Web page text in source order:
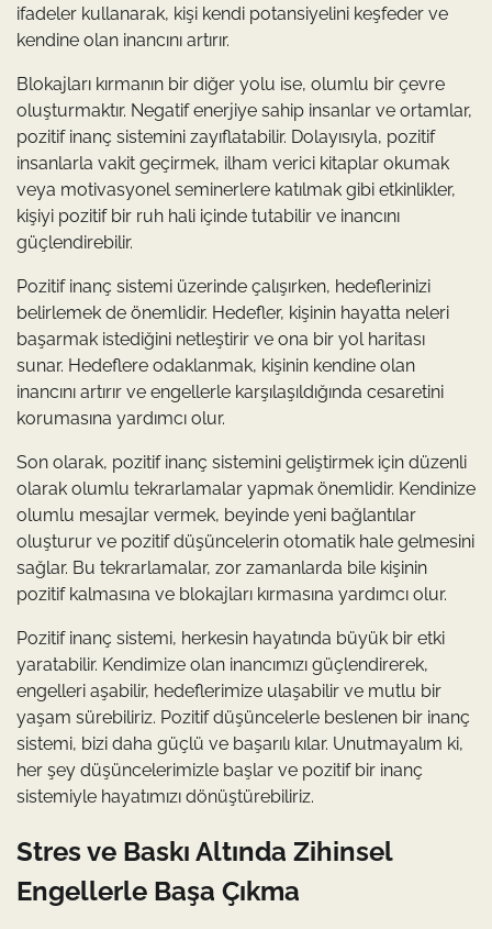
ifadeler kullanarak, kişi kendi potansiyelini keşfeder ve
kendine olan inancını artırır.
Blokajları kırmanın bir diğer yolu ise, olumlu bir çevre
oluşturmaktır. Negatif enerjiye sahip insanlar ve ortamlar,
pozitif inanç sistemini zayıflatabilir. Dolayısıyla, pozitif
insanlarla vakit geçirmek, ilham verici kitaplar okumak
veya motivasyonel seminerlere katılmak gibi etkinlikler,
kişiyi pozitif bir ruh hali içinde tutabilir ve inancını
güçlendirebilir.
Pozitif inanç sistemi üzerinde çalışırken, hedeflerinizi
belirlemek de önemlidir. Hedefler, kişinin hayatta neleri
başarmak istediğini netleştirir ve ona bir yol haritası
sunar. Hedeflere odaklanmak, kişinin kendine olan
inancını artırır ve engellerle karşılaşıldığında cesaretini
korumasına yardımcı olur.
Son olarak, pozitif inanç sistemini geliştirmek için düzenli
olarak olumlu tekrarlamalar yapmak önemlidir. Kendinize
olumlu mesajlar vermek, beyinde yeni bağlantılar
oluşturur ve pozitif düşüncelerin otomatik hale gelmesini
sağlar. Bu tekrarlamalar, zor zamanlarda bile kişinin
pozitif kalmasına ve blokajları kırmasına yardımcı olur.
Pozitif inanç sistemi, herkesin hayatında büyük bir etki
yaratabilir. Kendimize olan inancımızı güçlendirerek,
engelleri aşabilir, hedeflerimize ulaşabilir ve mutlu bir
yaşam sürebiliriz. Pozitif düşüncelerle beslenen bir inanç
sistemi, bizi daha güçlü ve başarılı kılar. Unutmayalım ki,
her şey düşüncelerimizle başlar ve pozitif bir inanç
sistemiyle hayatımızı dönüştürebiliriz.
Stres ve Baskı Altında Zihinsel
Engellerle Başa Çıkma